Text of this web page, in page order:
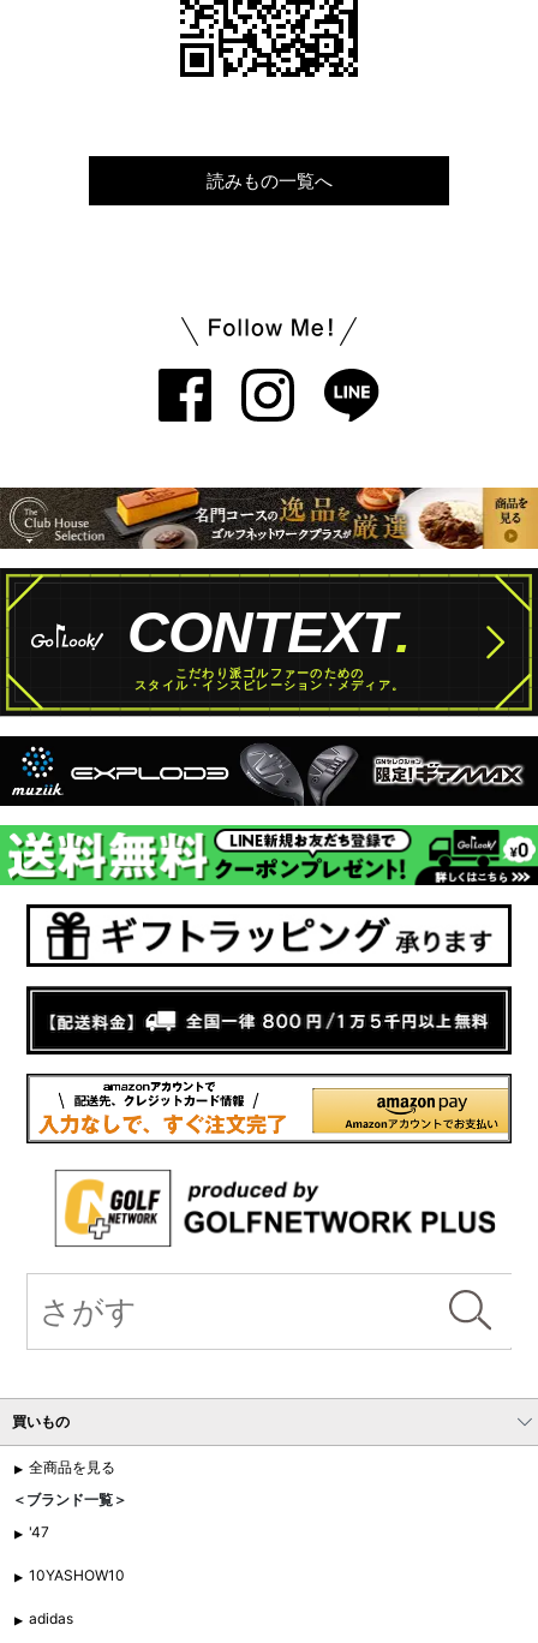
読みもの一覧へ
買いもの
全商品を見る
＜ブランド一覧＞
'47
10YASHOW10
adidas